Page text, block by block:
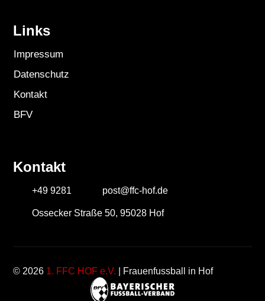
Links
Impressum
Datenschutz
Kontakt
BFV
Kontakt
+49 9281 post@ffc-hof.de
Ossecker Straße 50, 95028 Hof
© 2026 1. FFC HOF e.V. | Frauenfussball in Hof